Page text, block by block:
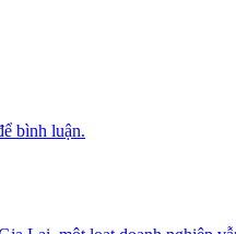
bình luận.